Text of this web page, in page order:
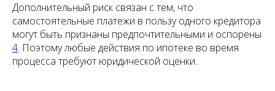
Дополнительный риск связан с тем, что
самостоятельные платежи в пользу одного кредитора
могут быть признаны предпочтительными и оспорены
4. Поэтому любые действия по ипотеке во время
процесса требуют юридической оценки.